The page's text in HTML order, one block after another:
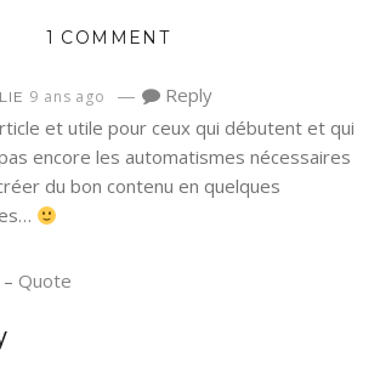
1 COMMENT
9 ans ago —
Reply
et utile pour ceux qui débutent et qui
encore les automatismes nécessaires
du bon contenu en quelques
– Quote